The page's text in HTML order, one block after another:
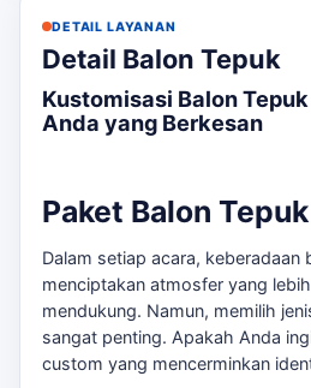
DETAIL LAYANAN
Detail Balon Tepuk
Kustomisasi Balon
Anda yang Berkesan
Paket Balon
Dalam setiap acara, keberadaan
menciptakan atmosfer yang
mendukung. Namun, memilih
sangat penting. Apakah Anda
custom yang mencerminkan